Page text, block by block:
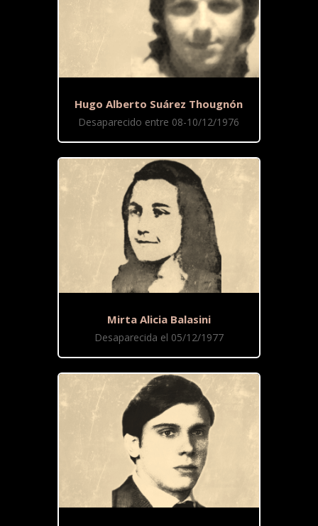
Hugo Alberto Suárez Thougnón
Desaparecido entre 08-10/12/1976
Mirta Alicia Balasini
Desaparecida el 05/12/1977